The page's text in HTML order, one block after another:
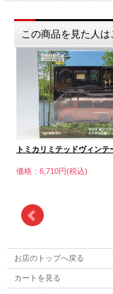
この商品を見た人
トミカリミテッドヴィン
価格：6,710円(税込)
お店のトップへ戻る
カートを見る